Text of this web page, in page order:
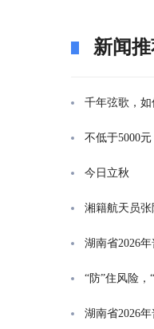
新闻
不低于5000
今日立秋